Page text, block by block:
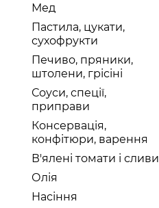
Мед
Пастила, цукати,
сухофрукти
Печиво, пряники,
штолени, грісіні
Соуси, спеції,
приправи
Консервація,
конфітюри, варення
В'ялені томати і сливи
Олія
Насіння